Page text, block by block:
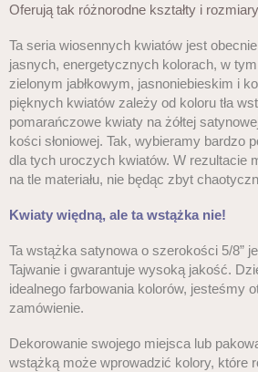
Oferują tak różnorodne kształty i
Ta seria wiosennych kwiatów jest
jasnych, energetycznych kolorach, w
zielonym jabłkowym, jasnoniebieskim i
pięknych kwiatów zależy od koloru tła
pomarańczowe kwiaty na żółtej
kości słoniowej. Tak, wybieramy bardzo
dla tych uroczych kwiatów. W rezultacie
na tle materiału, nie będąc zbyt
Kwiaty więdną, ale ta wstążka nie!
Ta wstążka satynowa o szerokości 5/8”
Tajwanie i gwarantuje wysoką jakość.
idealnego farbowania kolorów, jesteśmy
zamówienie.
Dekorowanie swojego miejsca lub
wstążką może wprowadzić kolory, które